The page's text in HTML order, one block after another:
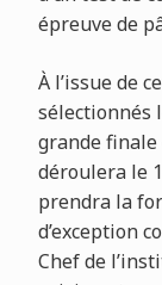
épreuve de
À l’issue de
sélectionnés
grande finale
déroulera le
prendra la
d’exception
Chef de